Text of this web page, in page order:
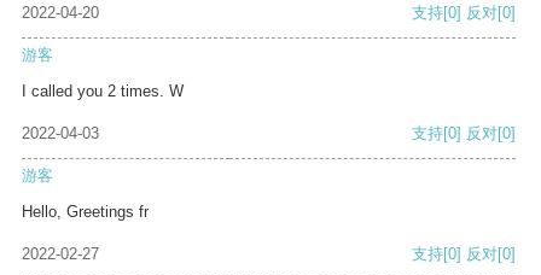
2022-04-20 支持[0] 反对[0]
游客
I called you 2 times. W
2022-04-03 支持[0] 反对[0]
游客
Hello, Greetings fr
2022-02-27 支持[0] 反对[0]